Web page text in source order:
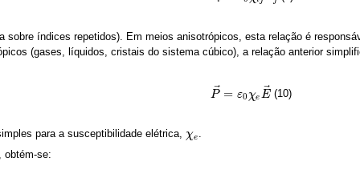
índices repetidos). Em meios anisotrópicos, esta relação é
(gases, líquidos, cristais do sistema cúbico), a relação anterior
P = ε0 χe E⃗
P→= ε0χeE→ (10)
para a susceptibilidade elétrica, χe
χe .
obtém-se: